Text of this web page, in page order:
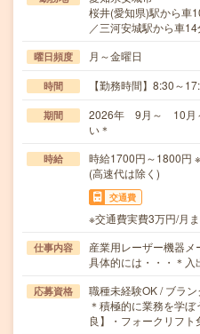
桜井(愛知県)駅から車
／三河安城駅から車14
曜日頻度 月～金曜日
時間 【勤務時間】8:30～
期間
2026年 9月～ 10月
い＊
時給
時給1700円～1800円
(高速代は除く)
交通費
※交通費実費3万円/月
仕事内容
産業用レーザー機器
具体的には・・・＊
応募資格
職種未経験OK / ブラ
＊積極的に業務を学
良】・フォークリフ